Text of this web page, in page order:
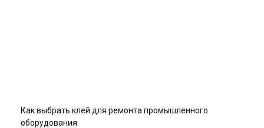
Как выбрать клей для ремонта промышленного
оборудования